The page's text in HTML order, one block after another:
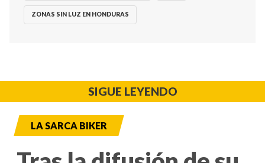
ZONAS SIN LUZ EN HONDURAS
SIGUE LEYENDO
LA SARCA BIKER